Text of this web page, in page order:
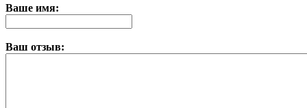
Ваше имя:
Ваш отзыв: